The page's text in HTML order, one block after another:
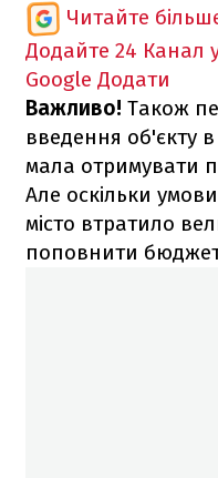
Читайте
Додайте 24 Канал
Google Додати
Важливо! Також
введення об'єкту
мала отримувати
Але оскільки
місто втратило
поповнити